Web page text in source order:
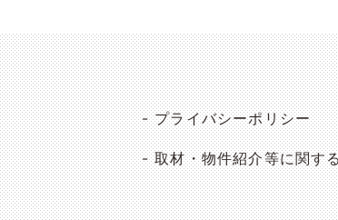
プライバシーポリシー
取材・物件紹介等に関す